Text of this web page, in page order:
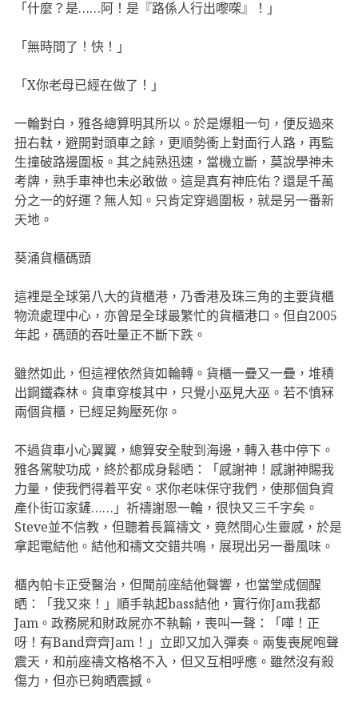
「什麼？是……阿！是『路係人行出嚟㗎』！」
「無時間了！快！」
「X你老母已經在做了！」
一輪對白，雅各總算明其所以。於是爆粗一句，便反過來
扭右軚，避開對頭車之餘，更順勢衝上對面行人路，再監
生撞破路邊圍板。其之純熟迅速，當機立斷，莫說學神未
考牌，熟手車神也未必敢做。這是真有神庇佑？還是千萬
分之一的好運？無人知。只肯定穿過圍板，就是另一番新
天地。
葵涌貨櫃碼頭
這裡是全球第八大的貨櫃港，乃香港及珠三角的主要貨櫃
物流處理中心，亦曾是全球最繁忙的貨櫃港口。但自2005
年起，碼頭的吞吐量正不斷下跌。
雖然如此，但這裡依然貨如輪轉。貨櫃一疊又一疊，堆積
出鋼鐵森林。貨車穿梭其中，只覺小巫見大巫。若不慎冧
兩個貨櫃，已經足夠壓死你。
不過貨車小心翼翼，總算安全駛到海邊，轉入巷中停下。
雅各駕駛功成，終於都成身鬆晒：「感謝神！感謝神賜我
力量，使我們得着平安。求你老味保守我們，使那個負資
產仆街冚家鏟……」祈禱謝恩一輪，很快又三千字矣。
Steve並不信教，但聽着長篇禱文，竟然間心生靈感，於是
拿起電結他。結他和禱文交錯共鳴，展現出另一番風味。
櫃內帕卡正受醫治，但聞前座結他聲響，也當堂成個醒
晒：「我又來！」順手執起bass結他，實行你Jam我都
Jam。政務屍和財政屍亦不執輸，喪叫一聲：「嘩！正
呀！有Band齊齊Jam！」立即又加入彈奏。兩隻喪屍咆聲
震天，和前座禱文格格不入，但又互相呼應。雖然沒有殺
傷力，但亦已夠晒震撼。